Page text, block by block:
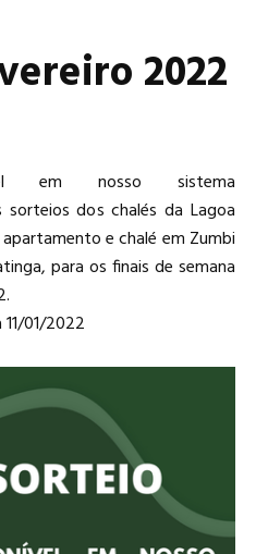
2022
em nosso sistema
sorteios dos chalés da Lagoa
e chalé em Zumbi
para os finais de semana
01/2022